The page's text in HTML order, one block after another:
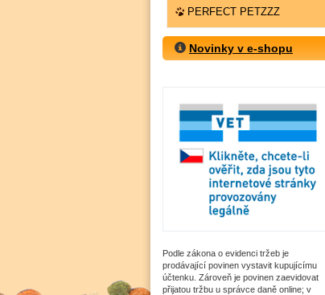
PERFECT PETZZZ
Novinky v e-shopu
Podle zákona o evidenci tržeb je
prodávající povinen vystavit kupujícímu
účtenku. Zároveň je povinen zaevidovat
přijatou tržbu u správce daně online; v